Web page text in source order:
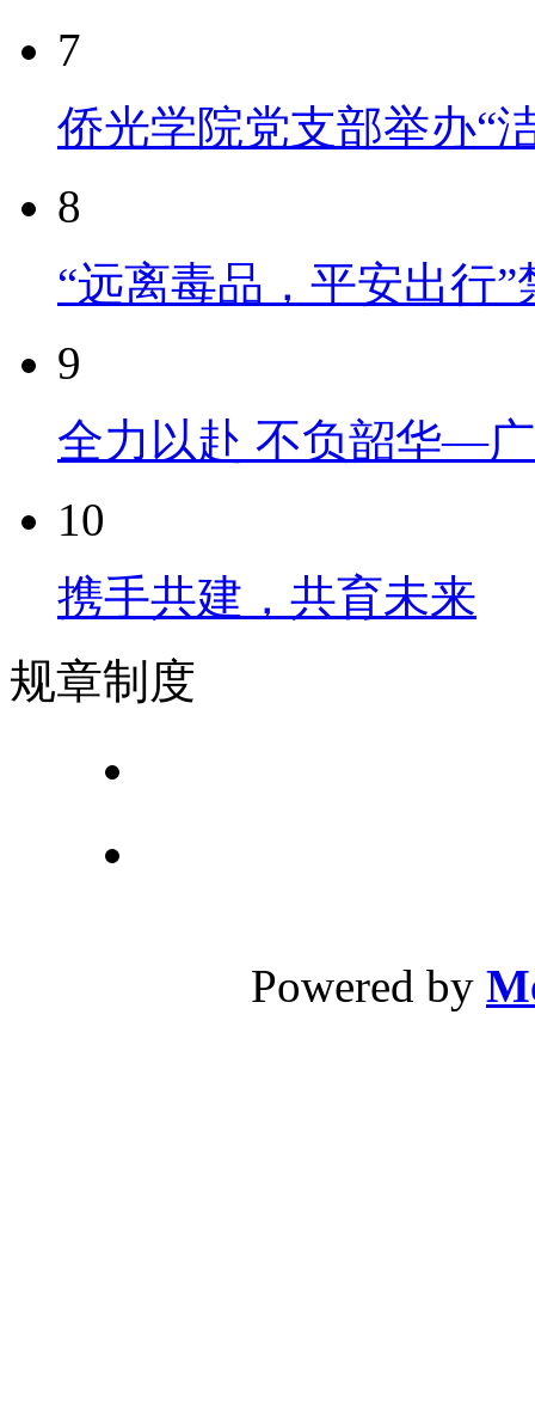
7
侨光学院党支部举办“
8
“远离毒品，平安出行
9
全力以赴 不负韶华—
10
携手共建，共育未来
规章制度
Powered by